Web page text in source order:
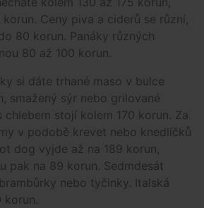
korun. Ceny piva a ciderů se různí,
80 korun. Panáky různých
80 až 100 korun.
si dáte trhané maso v bulce
smažený sýr nebo grilované
chlebem stojí kolem 170 korun. Za
v podobě krevet nebo knedlíčků
dog vyjde až na 189 korun,
pak na 89 korun. Sedmdesát
nebo tyčinky. Italská
korun.